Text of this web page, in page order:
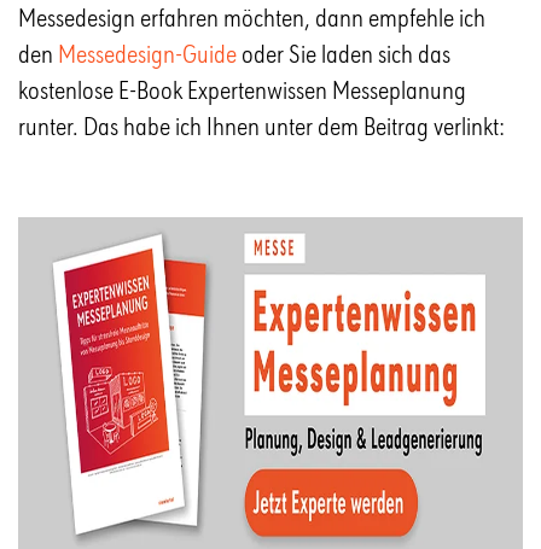
Messedesign erfahren möchten, dann empfehle ich
den Messedesign-Guide oder Sie laden sich das
kostenlose E-Book Expertenwissen Messeplanung
runter. Das habe ich Ihnen unter dem Beitrag verlinkt: